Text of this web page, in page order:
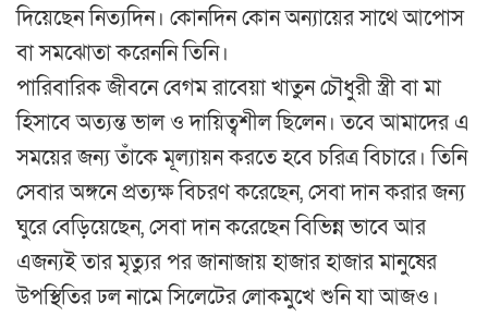
দিয়েছেন নিত্যদিন। কোনদিন কোন অন্যায়ের সাথে আপোস
বা সমঝোতা করেননি তিনি।
পারিবারিক জীবনে বেগম রাবেয়া খাতুন চৌধুরী স্ত্রী বা মা
হিসাবে অত্যন্ত ভাল ও দায়িত্বশীল ছিলেন। তবে আমাদের এ
সময়ের জন্য তাঁকে মূল্যায়ন করতে হবে চরিত্র বিচারে। তিনি
সেবার অঙ্গনে প্রত্যক্ষ বিচরণ করেছেন, সেবা দান করার জন্য
ঘুরে বেড়িয়েছেন, সেবা দান করেছেন বিভিন্ন ভাবে আর
এজন্যই তার মৃত্যুর পর জানাজায় হাজার হাজার মানুষের
উপস্থিতির ঢল নামে সিলেটের লোকমুখে শুনি যা আজও।